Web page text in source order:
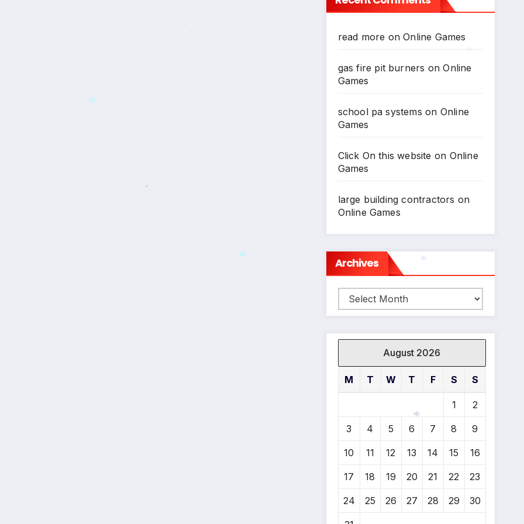
read more onOnline Games
gas fire pit burners onOnline
Games
school pa systems on Online
Games
Click On this website on Online
Games
large building contractors on
Online Games
Archives
Archives
August 2026
M T W T F S S
1 2
3 4 5 6 7 8 9
10 11 12 13 14 15 16
17 18 19 20 21 22 23
24 25 26 27 28 29 30
*
*